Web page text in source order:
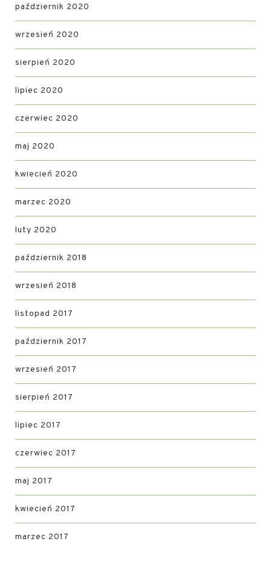
październik 2020
wrzesień 2020
sierpień 2020
lipiec 2020
czerwiec 2020
maj 2020
kwiecień 2020
marzec 2020
luty 2020
październik 2018
wrzesień 2018
listopad 2017
październik 2017
wrzesień 2017
sierpień 2017
lipiec 2017
czerwiec 2017
maj 2017
kwiecień 2017
marzec 2017